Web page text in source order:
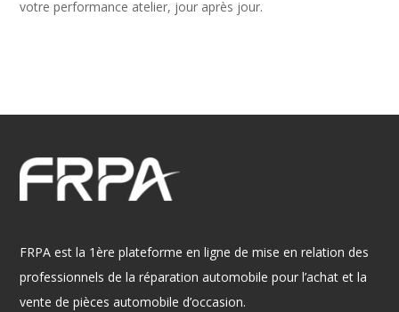
votre performance atelier, jour après jour.
FRPA est la 1ère plateforme en ligne de mise en relation des
professionnels de la réparation automobile pour l’achat et la
vente de pièces automobile d’occasion.